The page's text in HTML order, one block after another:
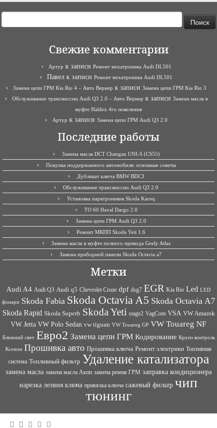
Свежие комментарии
Артур к записи Ремонт мехатроника Audi DL501
Павел к записи Ремонт мехатроника Audi DL501
Замена цепи ГРМ Kia Rio 4 – Авто Вернер к записи Замена цепи ГРМ Kia Rio 3
Обслуживание трансмиссии Audi Q3 2.0 – Авто Вернер к записи Замена масла в
муфте Haldex 4го поколения
Артур к записи Замена цепи ГРМ Audi Q3 2.0
Последние работы
Замена масла DCT Changan UNI-S (CS55)
Покупка поддержанного автомобиля: основные советы
Дубликат ключа BMW BDC3
Обслуживание трансмиссии Audi Q3 2.0
Установка парктроников Skoda Karoq
ТО 60 Haval Dargo 2.0
Замена цепи ГРМ Audi Q3 2.0
Ремонт МКПП Skoda Yeti 1.6
Замена масла в муфте полного привода Geely Atlas
Замена приборной панели Skoda Octavia a7
Метки
Audi A4 Audi Q3 Audi q5 Chevrolet Cruze dpf dsg7 EGR Kia Rio Led LED
фонари Skoda Fabia Skoda Octavia A5 Skoda Octavia A7
Skoda Rapid Skoda Superb Skoda Yeti stage2 VagCom VSA VW Amarok
VW Jetta VW Polo Sedan vw tiguan VW Touareg GP VW Touareg NF
Ближний свет Евро2 Замена цепи ГРМ Кодирование Круиз контроль
Ксенон Прошивка авто Прошивка ключа Ремонт электрики Топливная
система Топливный фильтр Удаление катализатора
замена масла замена масла Акпп замена ремня ГРМ заправка кондиционера
нарезка лезвия ключа привязка ключа сажевый фильтр чип
тюнинг